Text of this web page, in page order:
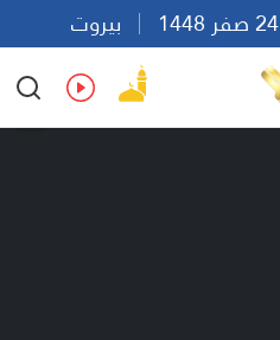
بيروت
Ar En Fr Es